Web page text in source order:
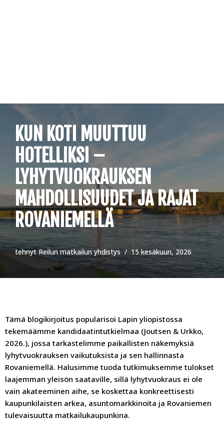
KUN KOTI MUUTTUU
HOTELLIKSI –
LYHYTVUOKRAUKSEN
MAHDOLLISUUDET JA RAJAT
ROVANIEMELLÄ
tehnytReilun matkailun yhdistys 15 kesäkuun, 2026
Tämä blogikirjoitus popularisoi Lapin yliopistossa
tekemäämme kandidaatintutkielmaa (Joutsen & Urkko,
2026.), jossa tarkastelimme paikallisten näkemyksiä
lyhytvuokrauksen vaikutuksista ja sen hallinnasta
Rovaniemellä. Halusimme tuoda tutkimuksemme tulokset
laajemman yleisön saataville, sillä lyhytvuokraus ei ole
vain akateeminen aihe, se koskettaa konkreettisesti
kaupunkilaisten arkea, asuntomarkkinoita ja Rovaniemen
tulevaisuutta matkailukaupunkina.